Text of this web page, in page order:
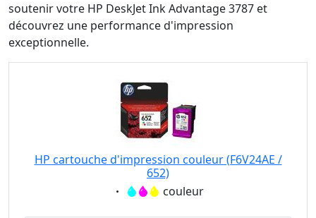
soutenir votre HP DeskJet Ink Advantage 3787 et
découvrez une performance d'impression
exceptionnelle.
HP cartouche d'impression couleur (F6V24AE /
652)
Eigenschaft:couleur